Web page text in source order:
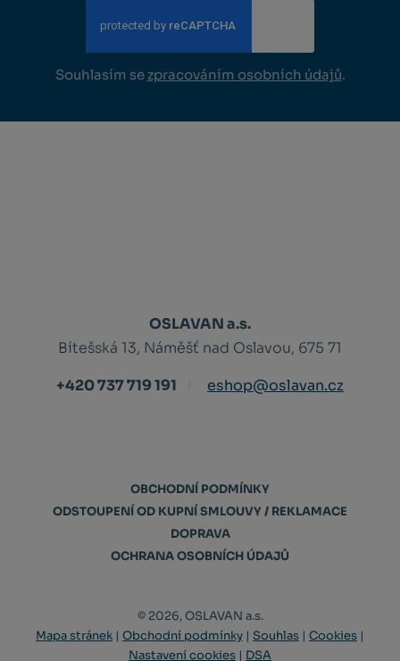
Souhlasím se zpracováním osobních údajů.
OSLAVAN a.s.
Bítešská 13, Náměšť nad Oslavou, 675 71
+420 737 719 191
eshop@oslavan.cz
OBCHODNÍ PODMÍNKY
ODSTOUPENÍ OD KUPNÍ SMLOUVY / REKLAMACE
DOPRAVA
OCHRANA OSOBNÍCH ÚDAJŮ
© 2026, OSLAVAN a.s.
Mapa stránek | Obchodní podmínky | Souhlas | Cookies |
Nastavení cookies | DSA